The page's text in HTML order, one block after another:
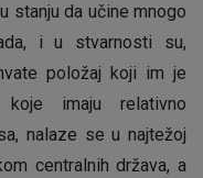
stanju da učine mnogo
i u stvarnosti su,
položaj koji im je
koje imaju relativno
nalaze se u najtežoj
centralnih država, a